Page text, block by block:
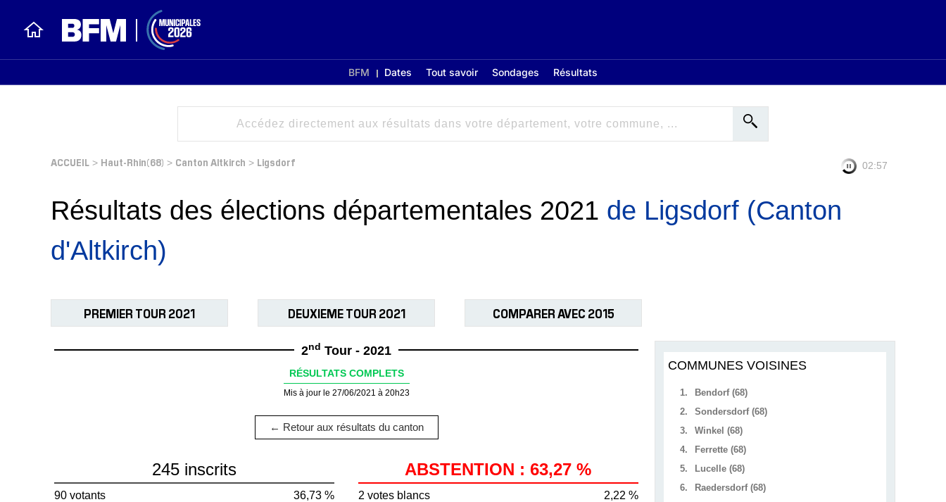
BFM Dates Tout savoir Sondages Résultats
ACCUEIL > Haut-Rhin(68) > Canton Altkirch > Ligsdorf 02:56
Résultats des élections départementales 2021 de Ligsdorf (Canton
d'Altkirch)
PREMIER TOUR 2021 DEUXIEME TOUR 2021 COMPARER AVEC 2015
2nd Tour - 2021
RÉSULTATS COMPLETS
Mis à jour le 27/06/2021 à 20h23
← Retour aux résultats du canton
245 inscrits
90 votants
36,73 %
ABSTENTION : 63,27 %
2 votes blancs
2,22 %
COMMUNES VOISINES
1.
Bendorf (68)
2.
Sondersdorf (68)
3.
Winkel (68)
4.
Ferrette (68)
5.
Lucelle (68)
6.
Raedersdorf (68)